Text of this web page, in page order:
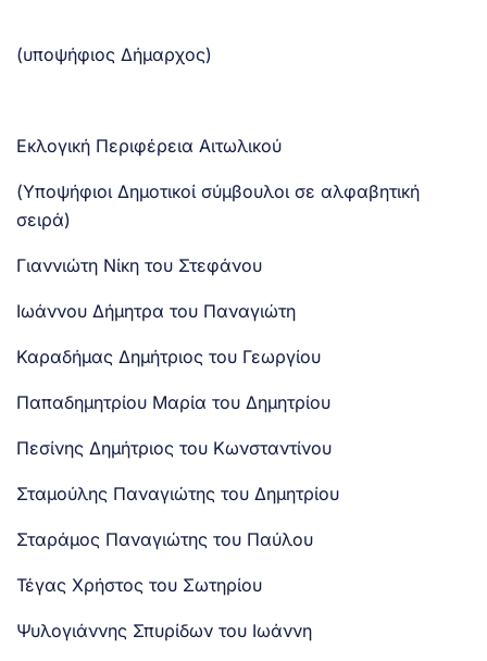
(υποψήφιος Δήμαρχος)
Εκλογική Περιφέρεια Αιτωλικού
(Υποψήφιοι Δημοτικοί σύμβουλοι σε αλφαβητική
σειρά)
Γιαννιώτη Νίκη του Στεφάνου
Ιωάννου Δήμητρα του Παναγιώτη
Καραδήμας Δημήτριος του Γεωργίου
Παπαδημητρίου Μαρία του Δημητρίου
Πεσίνης Δημήτριος του Κωνσταντίνου
Σταμούλης Παναγιώτης του Δημητρίου
Σταράμος Παναγιώτης του Παύλου
Τέγας Χρήστος του Σωτηρίου
Ψυλογιάννης Σπυρίδων του Ιωάννη